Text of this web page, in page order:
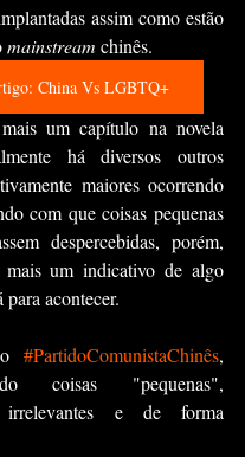
assim como estão
mainstream chinês.
China Vs LGBTQ+
há diversos outros
maiores ocorrendo
com que coisas pequenas
despercebidas, porém,
mais um indicativo de algo
para acontecer.
#PartidoComunistaChinês,
coisas "pequenas",
irrelevantes e de forma